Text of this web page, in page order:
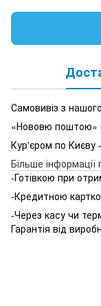
Самовивіз з
«Нововю поштою»
Кур'єром по Києву
Більше
-Готівкою при
-Кредитною
-Через касу чи
Гарантія від